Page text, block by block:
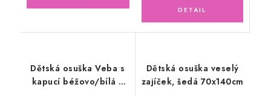
Dětská osuška Veba s
kapucí béžovo/bílá s
Dětská osuška veselý
zajíček, šedá 70x140cm